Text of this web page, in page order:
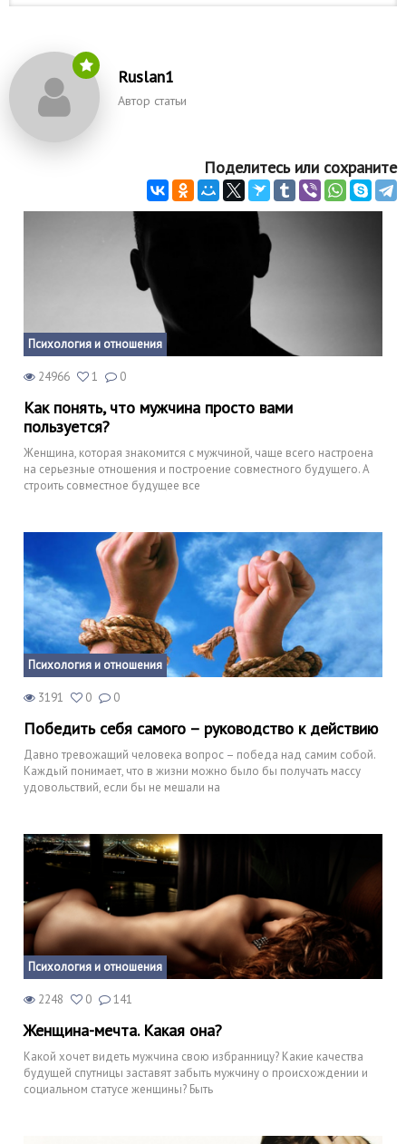
Ruslan1
Автор статьи
Поделитесь или сохраните
Психология и отношения
24966 1 0
Как понять, что мужчина просто вами
пользуется?
Женщина, которая знакомится с мужчиной, чаще всего настроена
на серьезные отношения и построение совместного будущего. А
строить совместное будущее все
Психология и отношения
3191 0 0
Победить себя самого – руководство к действию
Давно тревожащий человека вопрос – победа над самим собой.
Каждый понимает, что в жизни можно было бы получать массу
удовольствий, если бы не мешали на
Психология и отношения
2248 0 141
Женщина-мечта. Какая она?
Какой хочет видеть мужчина свою избранницу? Какие качества
будущей спутницы заставят забыть мужчину о происхождении и
социальном статусе женщины? Быть